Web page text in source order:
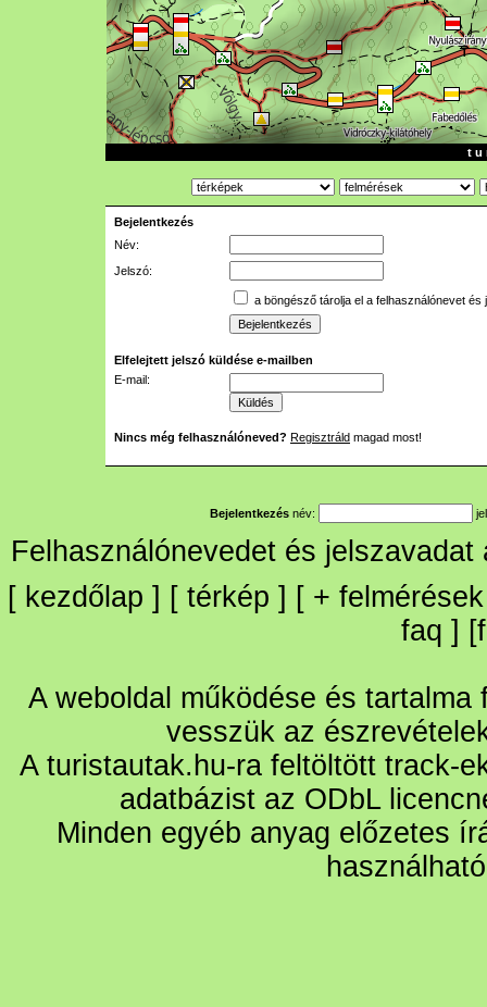
t u
Bejelentkezés
Név:
Jelszó:
a böngésző tárolja el a felhasználónevet és
Elfelejtett jelszó küldése e-mailben
E-mail:
Nincs még felhasználóneved? Regisztráld magad most!
Bejelentkezés név:
Felhasználónevedet és
[ kezdőlap ] [ térkép ] [ + felmérések
faq ] [
A weboldal működése és
vesszük az
A turistautak.hu-ra feltöltött track-
adatbázist az ODbL
Minden egyéb anyag előzetes